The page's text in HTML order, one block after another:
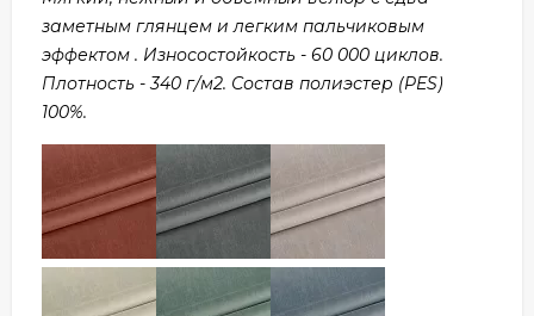
заметным глянцем и легким пальчиковым
эффектом . Износостойкость - 60 000 циклов.
Плотность - 340 г/м2. Состав полиэстер (PES)
100%.